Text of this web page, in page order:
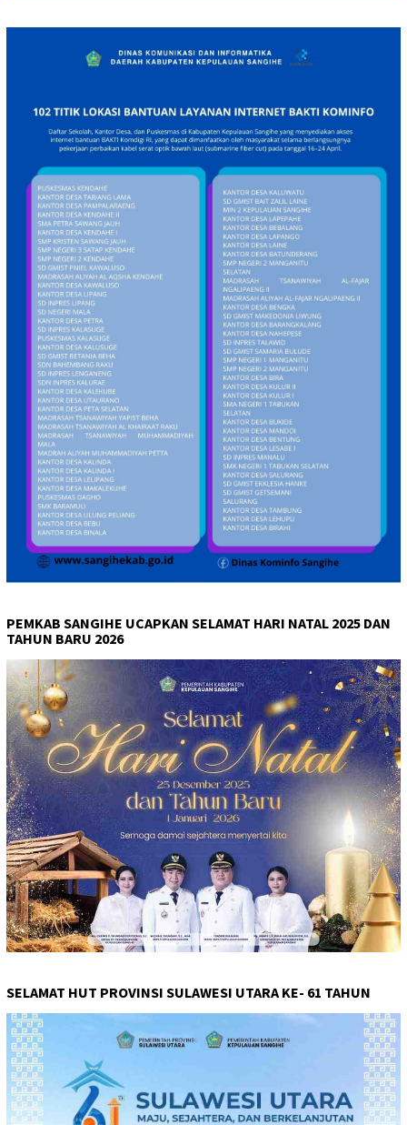
PEMKAB SANGIHE UCAPKAN SELAMAT HARI NATAL 2025 DAN
TAHUN BARU 2026
SELAMAT HUT PROVINSI SULAWESI UTARA KE- 61 TAHUN